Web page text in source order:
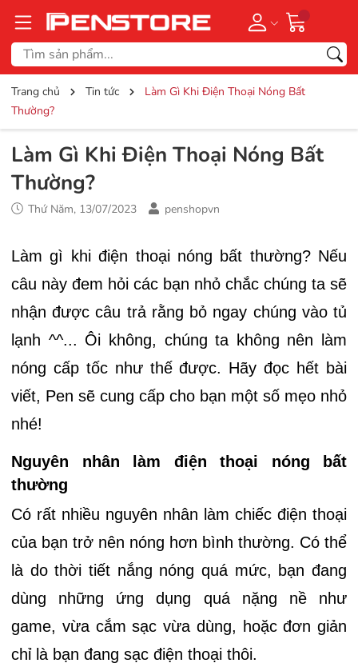
Trang chủ Tin tức
Làm Gì Khi Điện Thoại Nóng Bất
Thường?
Làm Gì Khi Điện Thoại Nóng Bất
Thường?
Thứ Năm, 13/07/2023 penshopvn
Làm gì khi điện thoại nóng bất thường? Nếu
câu này đem hỏi các bạn nhỏ chắc chúng ta sẽ
nhận được câu trả rằng bỏ ngay chúng vào tủ
lạnh ^^... Ôi không, chúng ta không nên làm
nóng cấp tốc như thế được. Hãy đọc hết bài
viết, Pen sẽ cung cấp cho bạn một số mẹo nhỏ
nhé!
Nguyên nhân làm điện thoại nóng bất
thường
Có rất nhiều nguyên nhân làm chiếc điện thoại
của bạn trở nên nóng hơn bình thường. Có thể
là do thời tiết nắng nóng quá mức, bạn đang
dùng những ứng dụng quá nặng nề như
game, vừa cắm sạc vừa dùng, hoặc đơn giản
chỉ là bạn đang sạc điện thoại thôi.